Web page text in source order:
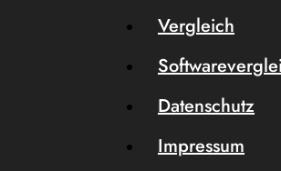
Vergleich
Datenschutz
Impressum